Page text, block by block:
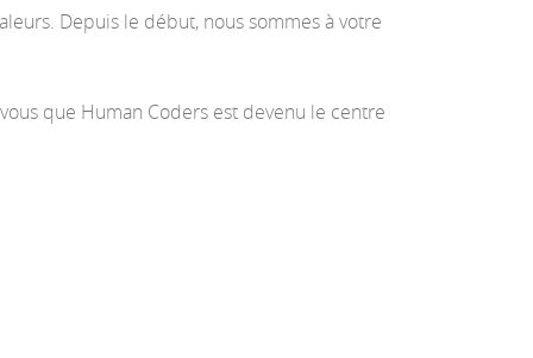
Depuis le début, nous sommes à votre
que Human Coders est devenu le centre